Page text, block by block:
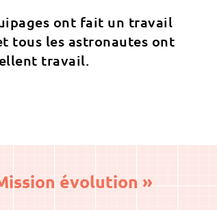
ont fait un travail
tous les astronautes ont
travail.
évolution »